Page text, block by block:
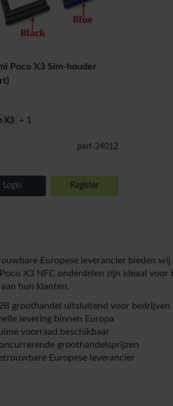
Poco X3 Sim-houder
part-24012
X3 + 1
Login Register
Europese leverancier bieden
X3 NFC onderdelen zijn ideaal
hun klanten.
groothandel uitsluitend voor bedrijven
levering binnen Europa
voorraad beschikbaar
groothandelsprijzen
Europese leverancier